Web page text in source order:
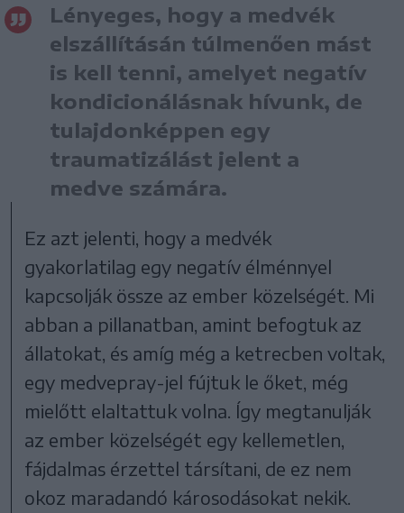
Lényeges, hogy a medvék
elszállításán túlmenően mást
is kell tenni, amelyet negatív
kondicionálásnak hívunk, de
tulajdonképpen egy
traumatizálást jelent a
medve számára.
Ez azt jelenti, hogy a medvék
gyakorlatilag egy negatív élménnyel
kapcsolják össze az ember közelségét. Mi
abban a pillanatban, amint befogtuk az
állatokat, és amíg még a ketrecben voltak,
egy medvepray-jel fújtuk le őket, még
mielőtt elaltattuk volna. Így megtanulják
az ember közelségét egy kellemetlen,
fájdalmas érzettel társítani, de ez nem
okoz maradandó károsodásokat nekik.